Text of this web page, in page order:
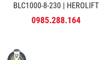
BLC1000-8-230 | HEROLIFT
0985.288.164